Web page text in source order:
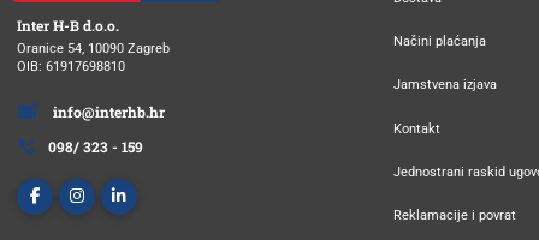
Inter H-B d.o.o.
Oranice 54, 10090 Zagreb
OIB: 61917698810
info@interhb.hr
098/ 323 - 159
Načini plaćanja
Jamstvena izjava
Kontakt
Jednostrani raskid
Reklamacije i povrat